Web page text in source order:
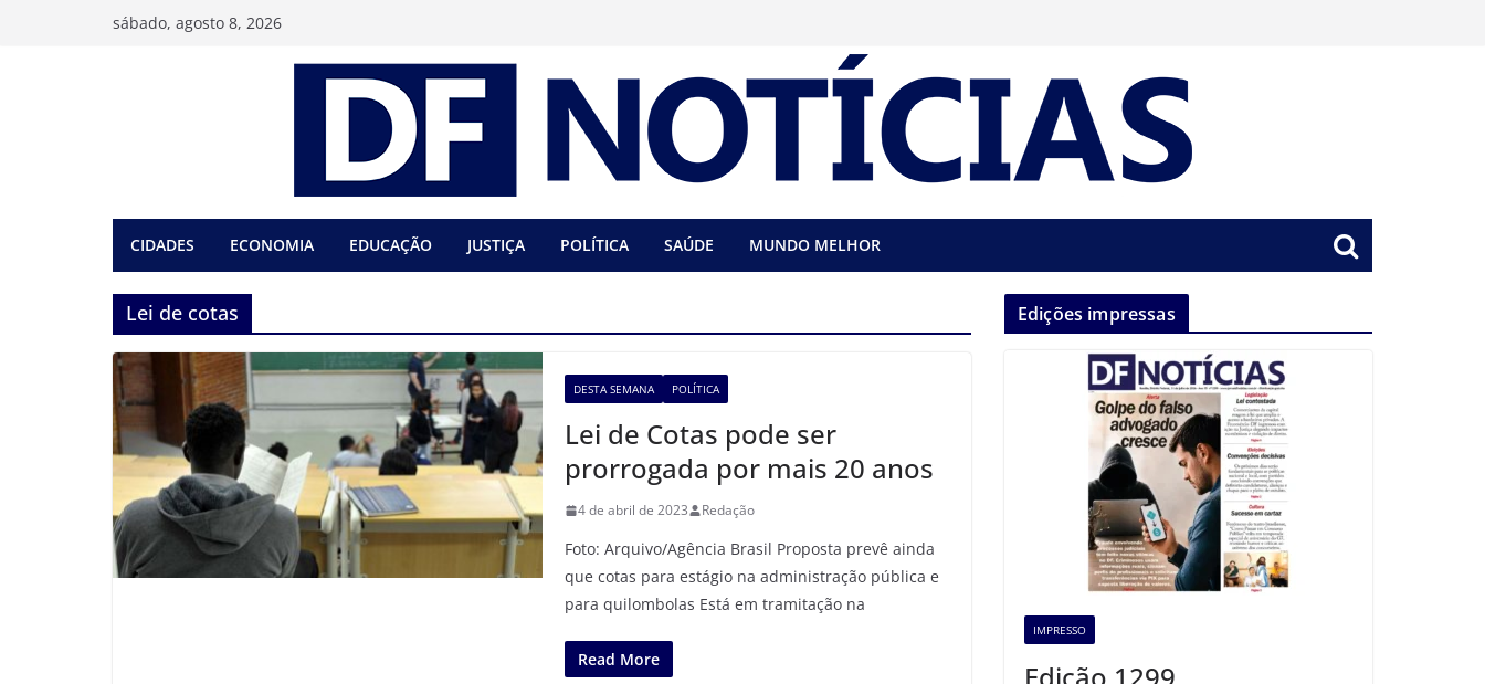
sábado, agosto 8, 2026
CIDADES ECONOMIA EDUCAÇÃO JUSTIÇA POLÍTICA SAÚDE MUNDO MELHOR
Lei de cotas
DESTA SEMANA POLÍTICA
Lei de Cotas pode ser
prorrogada por mais 20 anos
4 de abril de 2023 Redação
Foto: Arquivo/Agência Brasil Proposta prevê ainda
que cotas para estágio na administração pública e
para quilombolas Está em tramitação na
Read More
Edições impressas
IMPRESSO